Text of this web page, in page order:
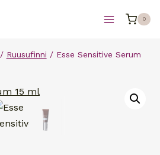
0
/ Ruusufinni / Esse Sensitive Serum